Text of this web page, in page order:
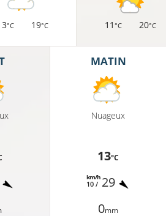
°C 19°C 11 °C 20°C
MATIN
Nuageux
13°C
10 /
km/h 29
0mm